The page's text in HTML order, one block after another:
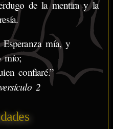
de la mentira y la
mía, y
mío;
confiaré.”
2